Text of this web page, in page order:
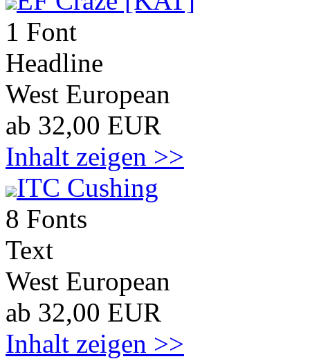
1 Font
Headline
West European
ab 32,00 EUR
Inhalt zeigen >>
ITC Cushing
8 Fonts
Text
West European
ab 32,00 EUR
Inhalt zeigen >>